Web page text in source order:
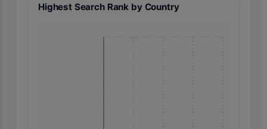
Highest Search Rank by Country